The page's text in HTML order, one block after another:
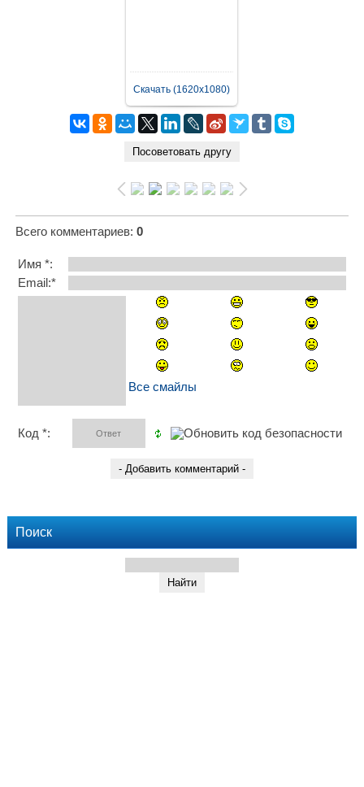
Скачать (1620x1080)
Всего комментариев: 0
Имя *:
Email:*
Все смайлы
Код *:
Поиск